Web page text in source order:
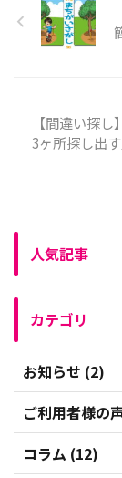
【間違い探
3ヶ所探し出
人気記事
カテゴリ
お知らせ (2)
ご利用者様の
コラム (12)